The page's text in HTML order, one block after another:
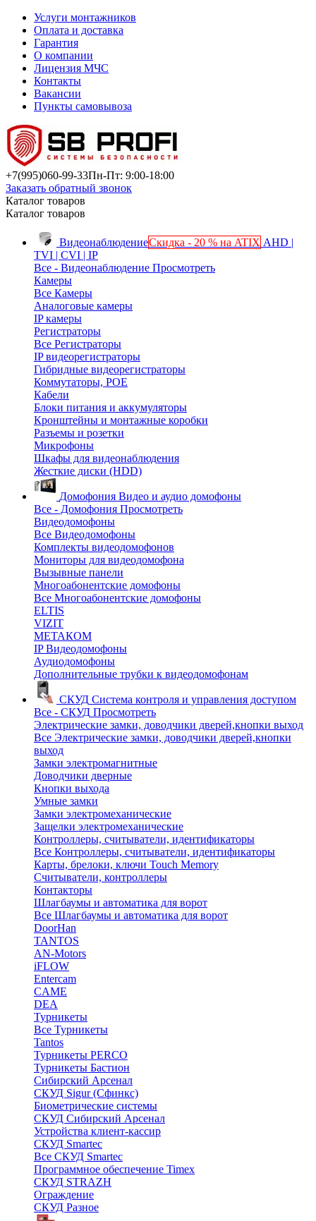
Услуги монтажников
Оплата и доставка
Гарантия
О компании
Лицензия МЧС
Контакты
Вакансии
Пункты самовывоза
+7(995)060-99-33Пн-Пт: 9:00-18:00
Заказать обратный звонок
Каталог товаров
Каталог товаров
ВидеонаблюдениеСкидка - 20 % на ATIX AHD |
TVI | CVI | IP
Все - Видеонаблюдение Просмотреть
Камеры
Все Камеры
Аналоговые камеры
IP камеры
Регистраторы
Все Регистраторы
IP видеорегистраторы
Гибридные видеорегистраторы
Коммутаторы, POE
Кабели
Блоки питания и аккумуляторы
Кронштейны и монтажные коробки
Разъемы и розетки
Микрофоны
Шкафы для видеонаблюдения
Жесткие диски (HDD)
Домофония Видео и аудио домофоны
Все - Домофония Просмотреть
Видеодомофоны
Все Видеодомофоны
Комплекты видеодомофонов
Мониторы для видеодомофона
Вызывные панели
Многоабонентские домофоны
Все Многоабонентские домофоны
ELTIS
VIZIT
МЕТАКОМ
IP Видеодомофоны
Аудиодомофоны
Дополнительные трубки к видеодомофонам
СКУД Система контроля и управления доступом
Все - СКУД Просмотреть
Электрические замки, доводчики дверей,кнопки выход
Все Электрические замки, доводчики дверей,кнопки
выход
Замки электромагнитные
Доводчики дверные
Кнопки выхода
Умные замки
Замки электромеханические
Защелки электромеханические
Контроллеры, считыватели, идентификаторы
Все Контроллеры, считыватели, идентификаторы
Карты, брелоки, ключи Touch Memory
Считыватели, контроллеры
Контакторы
Шлагбаумы и автоматика для ворот
Все Шлагбаумы и автоматика для ворот
DoorHan
TANTOS
AN-Motors
iFLOW
Entercam
CAME
DEA
Турникеты
Все Турникеты
Tantos
Турникеты PERCO
Турникеты Бастион
Сибирский Арсенал
СКУД Sigur (Сфинкс)
Биометрические системы
СКУД Сибирский Арсенал
Устройства клиент-кассир
СКУД Smartec
Все СКУД Smartec
Программное обеспечение Timex
СКУД STRAZH
Ограждение
СКУД Разное